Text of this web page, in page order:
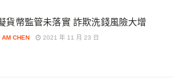
貨幣監管未落實 詐欺洗錢風險大增
AM CHEN 2021 年 11 月 23 日